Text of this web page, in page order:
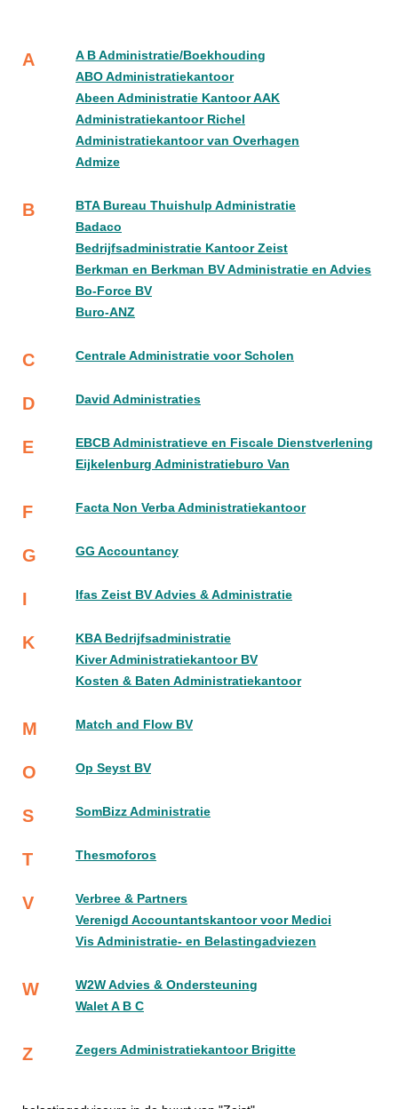
A
A B Administratie/Boekhouding
ABO Administratiekantoor
Abeen Administratie Kantoor AAK
Administratiekantoor Richel
Administratiekantoor van Overhagen
Admize
B
BTA Bureau Thuishulp Administratie
Badaco
Bedrijfsadministratie Kantoor Zeist
Berkman en Berkman BV Administratie en Advies
Bo-Force BV
Buro-ANZ
C Centrale Administratie voor Scholen
D David Administraties
E
EBCB Administratieve en Fiscale Dienstverlening
Eijkelenburg Administratieburo Van
F Facta Non Verba Administratiekantoor
G GG Accountancy
I Ifas Zeist BV Advies & Administratie
K
KBA Bedrijfsadministratie
Kiver Administratiekantoor BV
Kosten & Baten Administratiekantoor
M Match and Flow BV
O Op Seyst BV
S SomBizz Administratie
T Thesmoforos
V
Verbree & Partners
Verenigd Accountantskantoor voor Medici
Vis Administratie- en Belastingadviezen
W
W2W Advies & Ondersteuning
Walet A B C
Z Zegers Administratiekantoor Brigitte